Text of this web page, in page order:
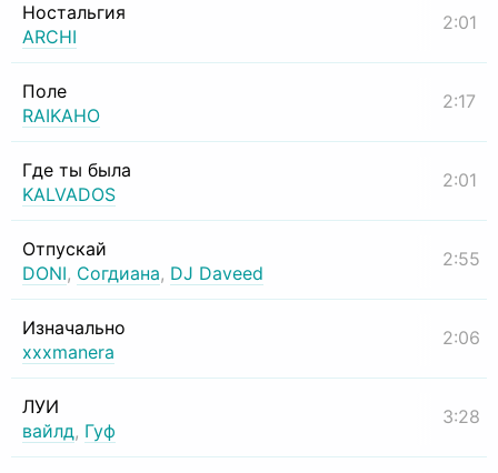
Ностальгия
ARCHI
2:01
Поле
RAIKAHO
2:17
Где ты была
KALVADOS
2:01
Отпускай
DONI, Согдиана, DJ Daveed
2:55
Изначально
xxxmanera
2:06
ЛУИ
вайлд, Гуф
3:28